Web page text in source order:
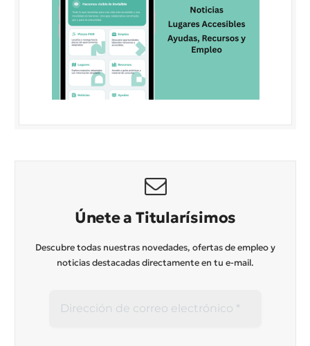
Únete a Titularísimos
Descubre todas nuestras novedades, ofertas de empleo y
noticias destacadas directamente en tu e-mail.